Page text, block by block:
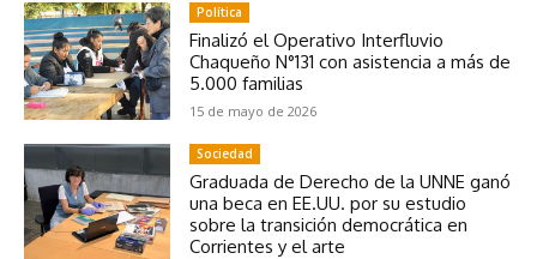
Política
Finalizó el Operativo Interfluvio
Chaqueño N°131 con asistencia a más de
5.000 familias
15 de mayo de 2026
Sociedad
Graduada de Derecho de la UNNE ganó
una beca en EE.UU. por su estudio
sobre la transición democrática en
Corrientes y el arte